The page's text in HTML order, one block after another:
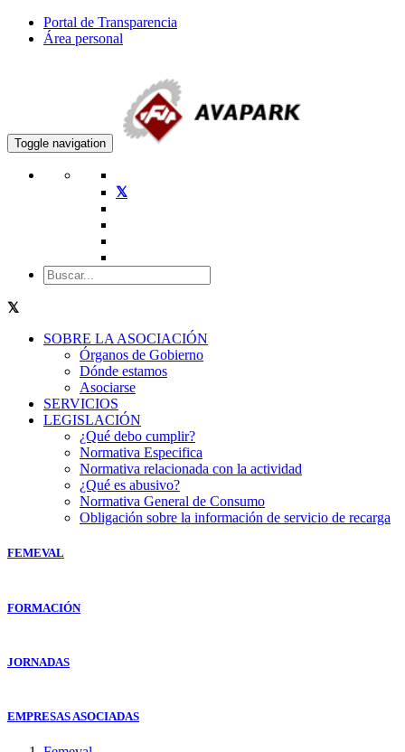
Portal de Transparencia
Área personal
Toggle navigation
SOBRE LA ASOCIACIÓN
Órganos de Gobierno
Dónde estamos
Asociarse
SERVICIOS
LEGISLACIÓN
¿Qué debo cumplir?
Normativa Especifica
Normativa relacionada con la actividad
¿Qué es abusivo?
Normativa General de Consumo
Obligación sobre la información de servicio de recarga
FEMEVAL
FORMACIÓN
JORNADAS
EMPRESAS ASOCIADAS